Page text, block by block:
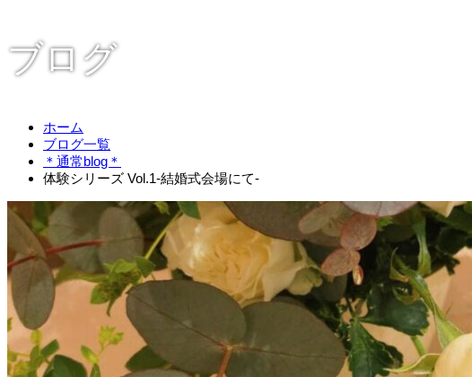
ブログ
ホーム
ブログ一覧
＊通常blog＊
体験シリーズ Vol.1-結婚式会場にて-